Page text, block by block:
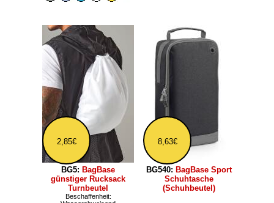
2,85€
BG5: BagBase
günstiger Rucksack
Turnbeutel
Beschaffenheit:
8,63€
BG540: BagBase Sport
Schuhtasche
(Schuhbeutel)